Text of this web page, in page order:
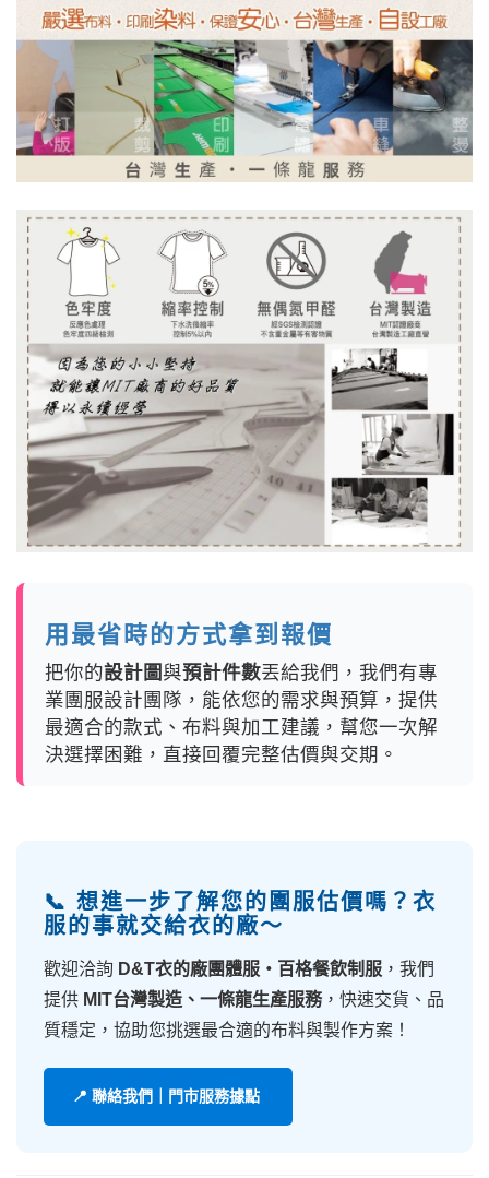
用最省時的方式拿到報價
把你的設計圖與預計件數丟給我們，我們有專
業團服設計團隊，能依您的需求與預算，提供
最適合的款式、布料與加工建議，幫您一次解
決選擇困難，直接回覆完整估價與交期。
📞 想進一步了解您的團服估價嗎？衣
服的事就交給衣的廠～
歡迎洽詢 D&T衣的廠團體服・百格餐飲制服 ，我們
提供 MIT台灣製造、一條龍生產服務，快速交貨、品
質穩定，協助您挑選最合適的布料與製作方案！
📍 聯絡我們｜門市服務據點